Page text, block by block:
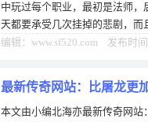
中玩过每个职业，最初是法师
天都要承受几次挂掉的悲剧，
是战士的偷袭了，战士沃玛角，
编辑：www.sf520.com 发布时
最新传奇网站：比屠龙更
本文由小编北海亦最新传奇网